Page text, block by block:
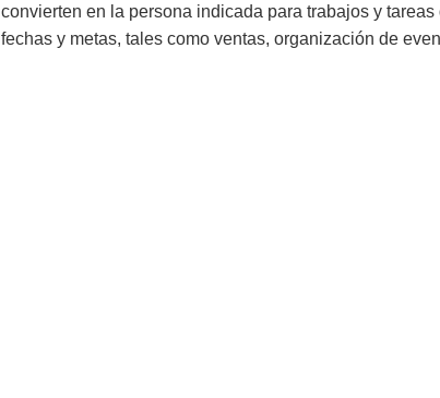
convierten en la persona indicada para trabajos y
fechas y metas, tales como ventas, organización de